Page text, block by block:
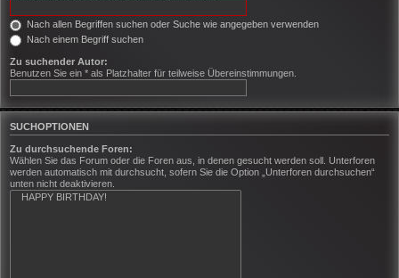
Nach allen Begriffen suchen oder Suche wie angegeben verwenden
Nach einem Begriff suchen
Zu suchender Autor:
Benutzen Sie ein * als Platzhalter für teilweise Übereinstimmungen.
SUCHOPTIONEN
Zu durchsuchende Foren:
Wählen Sie das Forum oder die Foren aus, in denen gesucht werden soll. Unterforen
werden automatisch mit durchsucht, sofern Sie die Option „Unterforen durchsuchen“
unten nicht deaktivieren.